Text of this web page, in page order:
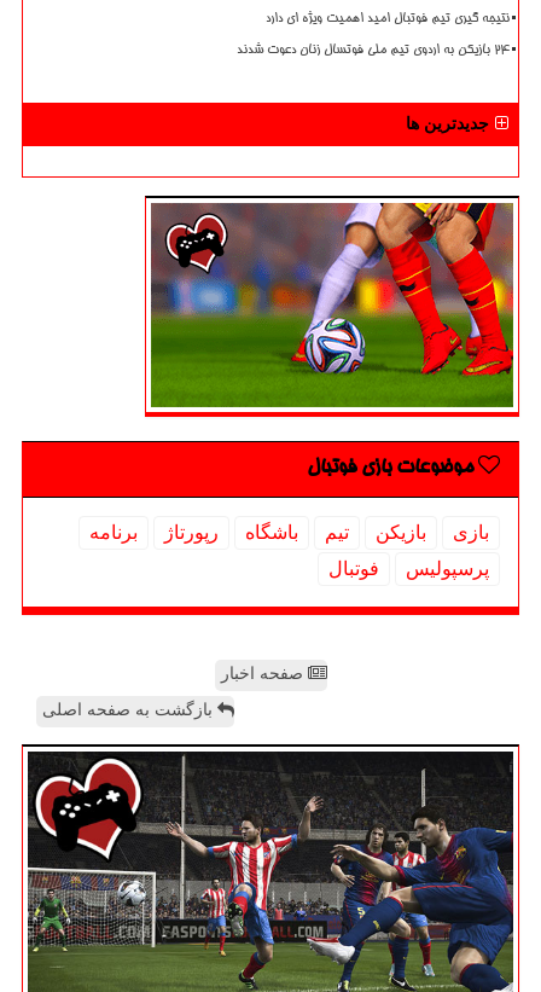
نتیجه گیری تیم فوتبال امید اهمیت ویژه ای دارد
۲۴ بازیکن به اردوی تیم ملی فوتسال زنان دعوت شدند
جدیدترین ها
موضوعات بازی فوتبال
بازی بازیكن تیم باشگاه رپورتاژ
برنامه
پرسپولیس
فوتبال
صفحه اخبار
بازگشت به صفحه اصلی